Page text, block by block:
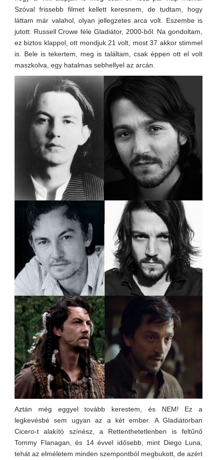
Szóval frissebb filmet kellett keresnem, de tudtam, hogy
láttam már valahol, olyan jellegzetes arca volt. Eszembe is
jutott: Russell Crowe féle Gladiátor, 2000-ből. Na gondoltam,
ez biztos klappol, ott mondjuk 21 volt, most 37 akkor stimmel
is. Bele is tekertem, meg is találtam, csak éppen ott el volt
maszkolva, egy hatalmas sebhellyel az arcán.
Aztán még eggyel tovább kerestem, és NEM! Ez a
legkevésbé sem ugyan az a két ember. A Gladiátorban
Cicero-t alakító színész, a Rettenthetetlenben is feltűnő
Tommy Flanagan, és 14 évvel idősebb, mint Diego Luna,
tehát az elméletem minden szempontból megbukott, de azért